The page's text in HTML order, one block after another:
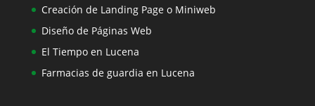
Creación de Landing Page o Miniweb
Diseño de Páginas Web
El Tiempo en Lucena
Farmacias de guardia en Lucena